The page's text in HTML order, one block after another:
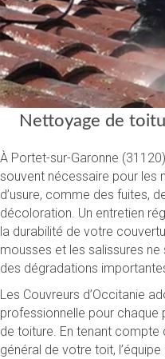
Nettoyage de
À Portet-sur-Garonne
souvent nécessaire pour les
d’usure, comme des fuites,
décoloration. Un entretien
la durabilité de votre
mousses et les salissures ne
des dégradations
Les Couvreurs d’Occitanie
professionnelle pour
de toiture. En tenant compte
général de votre toit,